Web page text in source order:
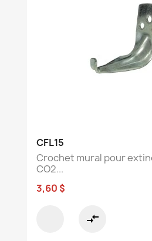
CFL15
Crochet mural pour
CO2...
3,60 $
compare_arrows